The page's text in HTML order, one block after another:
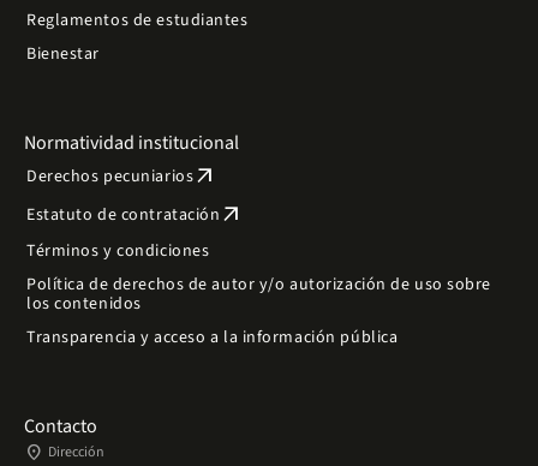
Reglamentos de estudiantes
Bienestar
Normatividad institucional
Derechos pecuniariosarrow_outward
Estatuto de contratación arrow_outward
Términos y condiciones
Política de derechos de autor y/o autorización de uso sobre
los contenidos
Transparencia y acceso a la información pública
Contacto
place Dirección